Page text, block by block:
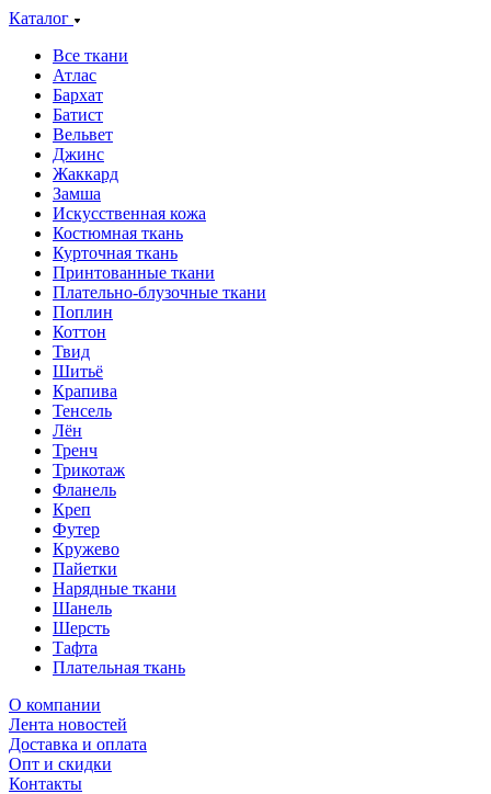
Каталог
Все ткани
Атлас
Бархат
Батист
Вельвет
Джинс
Жаккард
Замша
Искусственная кожа
Костюмная ткань
Курточная ткань
Принтованные ткани
Плательно-блузочные ткани
Поплин
Коттон
Твид
Шитьё
Крапива
Тенсель
Лён
Тренч
Трикотаж
Фланель
Креп
Футер
Кружево
Пайетки
Нарядные ткани
Шанель
Шерсть
Тафта
Плательная ткань
О компании
Лента новостей
Доставка и оплата
Опт и скидки
Контакты